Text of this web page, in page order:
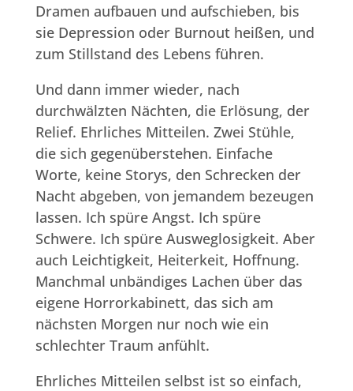
Dramen aufbauen und aufschieben, bis
sie Depression oder Burnout heißen, und
zum Stillstand des Lebens führen.
Und dann immer wieder, nach
durchwälzten Nächten, die Erlösung, der
Relief. Ehrliches Mitteilen. Zwei Stühle,
die sich gegenüberstehen. Einfache
Worte, keine Storys, den Schrecken der
Nacht abgeben, von jemandem bezeugen
lassen. Ich spüre Angst. Ich spüre
Schwere. Ich spüre Ausweglosigkeit. Aber
auch Leichtigkeit, Heiterkeit, Hoffnung.
Manchmal unbändiges Lachen über das
eigene Horrorkabinett, das sich am
nächsten Morgen nur noch wie ein
schlechter Traum anfühlt.
Ehrliches Mitteilen selbst ist so einfach,